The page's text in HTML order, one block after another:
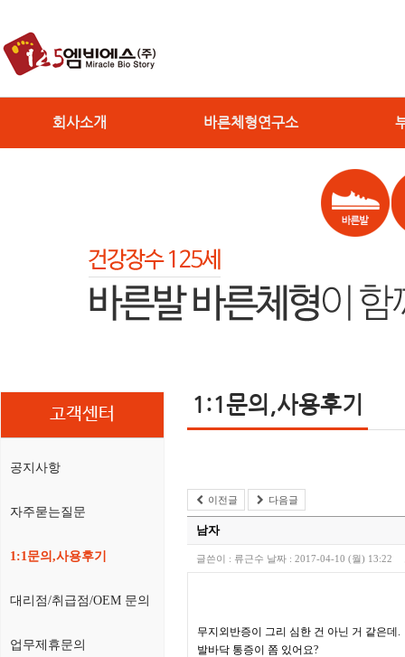
회사소개 바른체형연구소
고객센터
공지사항
자주묻는질문
1:1문의,사용후기
대리점/취급점/OEM 문의
업무제휴문의
1:1문의,사용후기
이전글 다음글
남자
글쓴이 : 류근수 날짜 : 2017-04-10 (월) 13:22
무지외반증이 그리 심한 건 아닌 거 같은데.
발바닥 통증이 쫌 있어요?